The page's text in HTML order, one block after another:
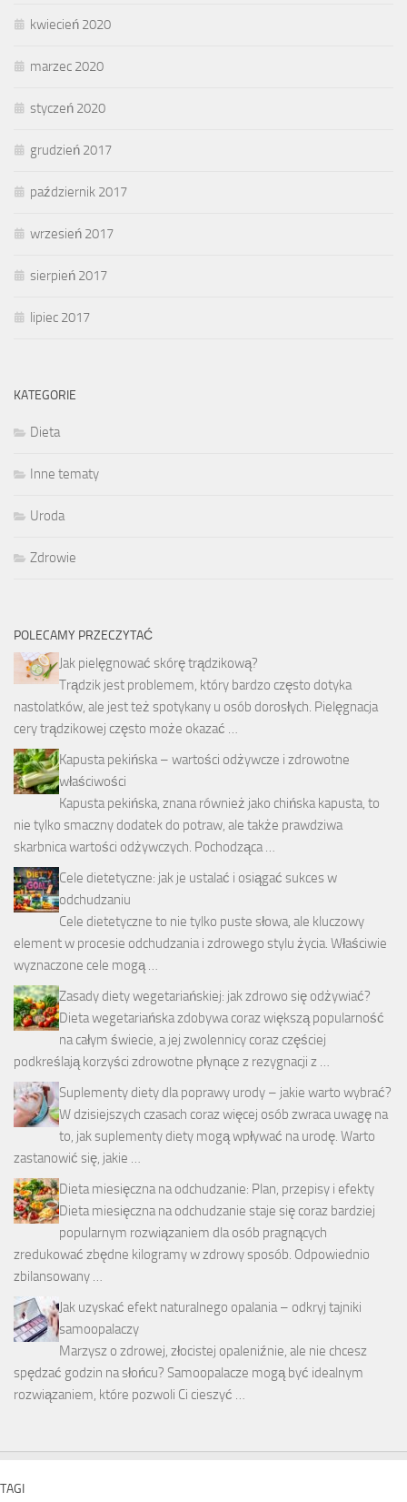
kwiecień 2020
marzec 2020
styczeń 2020
grudzień 2017
październik 2017
wrzesień 2017
sierpień 2017
lipiec 2017
KATEGORIE
Dieta
Inne tematy
Uroda
Zdrowie
POLECAMY PRZECZYTAĆ
Jak pielęgnować skórę trądzikową?
Trądzik jest problemem, który bardzo często dotyka
nastolatków, ale jest też spotykany u osób dorosłych. Pielęgnacja
cery trądzikowej często może okazać …
Kapusta pekińska – wartości odżywcze i zdrowotne
właściwości
Kapusta pekińska, znana również jako chińska kapusta, to
nie tylko smaczny dodatek do potraw, ale także prawdziwa
skarbnica wartości odżywczych. Pochodząca …
Cele dietetyczne: jak je ustalać i osiągać sukces w
odchudzaniu
Cele dietetyczne to nie tylko puste słowa, ale kluczowy
element w procesie odchudzania i zdrowego stylu życia. Właściwie
wyznaczone cele mogą …
Zasady diety wegetariańskiej: jak zdrowo się odżywiać?
Dieta wegetariańska zdobywa coraz większą popularność
na całym świecie, a jej zwolennicy coraz częściej
podkreślają korzyści zdrowotne płynące z rezygnacji z …
Suplementy diety dla poprawy urody – jakie warto wybrać?
W dzisiejszych czasach coraz więcej osób zwraca uwagę na
to, jak suplementy diety mogą wpływać na urodę. Warto
zastanowić się, jakie …
Dieta miesięczna na odchudzanie: Plan, przepisy i efekty
Dieta miesięczna na odchudzanie staje się coraz bardziej
popularnym rozwiązaniem dla osób pragnących
zredukować zbędne kilogramy w zdrowy sposób. Odpowiednio
zbilansowany …
Jak uzyskać efekt naturalnego opalania – odkryj tajniki
samoopalaczy
Marzysz o zdrowej, złocistej opaleniźnie, ale nie chcesz
spędzać godzin na słońcu? Samoopalacze mogą być idealnym
rozwiązaniem, które pozwoli Ci cieszyć …
TAGI